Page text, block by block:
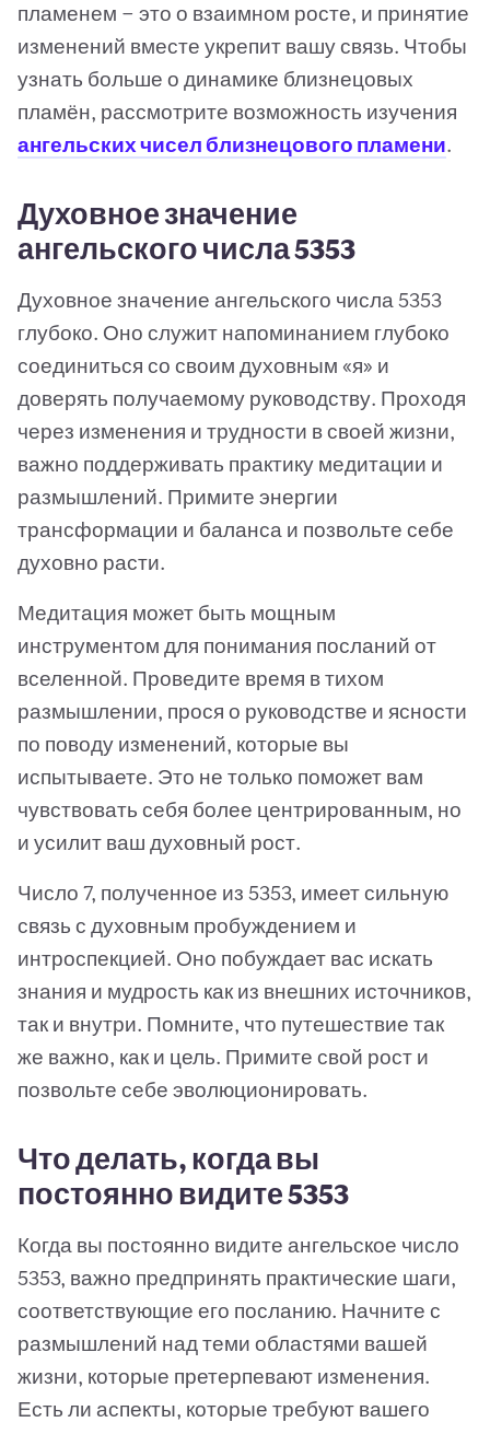
пламенем — это о взаимном росте, и принятие
изменений вместе укрепит вашу связь. Чтобы
узнать больше о динамике близнецовых
пламён, рассмотрите возможность изучения
ангельских чисел близнецового пламени.
Духовное значение
ангельского числа 5353
Духовное значение ангельского числа 5353
глубоко. Оно служит напоминанием глубоко
соединиться со своим духовным «я» и
доверять получаемому руководству. Проходя
через изменения и трудности в своей жизни,
важно поддерживать практику медитации и
размышлений. Примите энергии
трансформации и баланса и позвольте себе
духовно расти.
Медитация может быть мощным
инструментом для понимания посланий от
вселенной. Проведите время в тихом
размышлении, прося о руководстве и ясности
по поводу изменений, которые вы
испытываете. Это не только поможет вам
чувствовать себя более центрированным, но
и усилит ваш духовный рост.
Число 7, полученное из 5353, имеет сильную
связь с духовным пробуждением и
интроспекцией. Оно побуждает вас искать
знания и мудрость как из внешних источников,
так и внутри. Помните, что путешествие так
же важно, как и цель. Примите свой рост и
позвольте себе эволюционировать.
Что делать, когда вы
постоянно видите 5353
Когда вы постоянно видите ангельское число
5353, важно предпринять практические шаги,
соответствующие его посланию. Начните с
размышлений над теми областями вашей
жизни, которые претерпевают изменения.
Есть ли аспекты, которые требуют вашего